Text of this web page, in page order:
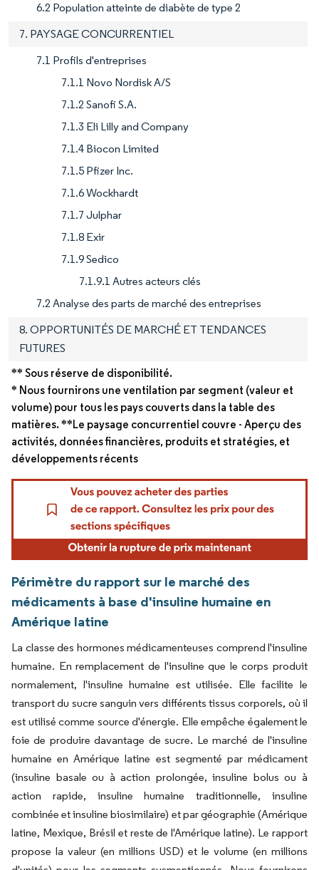
6.2 Population atteinte de diabète de type 2
7. PAYSAGE CONCURRENTIEL
7.1 Profils d'entreprises
7.1.1 Novo Nordisk A/S
7.1.2 Sanofi S.A.
7.1.3 Eli Lilly and Company
7.1.4 Biocon Limited
7.1.5 Pfizer Inc.
7.1.6 Wockhardt
7.1.7 Julphar
7.1.8 Exir
7.1.9 Sedico
7.1.9.1 Autres acteurs clés
7.2 Analyse des parts de marché des entreprises
8. OPPORTUNITÉS DE MARCHÉ ET TENDANCES
FUTURES
** Sous réserve de disponibilité.
* Nous fournirons une ventilation par segment (valeur et
volume) pour tous les pays couverts dans la table des
matières. **Le paysage concurrentiel couvre - Aperçu des
activités, données financières, produits et stratégies, et
développements récents
Périmètre du rapport sur le marché des
médicaments à base d'insuline humaine en
Amérique latine
La classe des hormones médicamenteuses comprend l'insuline
humaine. En remplacement de l'insuline que le corps produit
normalement, l'insuline humaine est utilisée. Elle facilite le
transport du sucre sanguin vers différents tissus corporels, où il
est utilisé comme source d'énergie. Elle empêche également le
foie de produire davantage de sucre. Le marché de l'insuline
humaine en Amérique latine est segmenté par médicament
(insuline basale ou à action prolongée, insuline bolus ou à
action rapide, insuline humaine traditionnelle, insuline
combinée et insuline biosimilaire) et par géographie (Amérique
latine, Mexique, Brésil et reste de l'Amérique latine). Le rapport
propose la valeur (en millions USD) et le volume (en millions